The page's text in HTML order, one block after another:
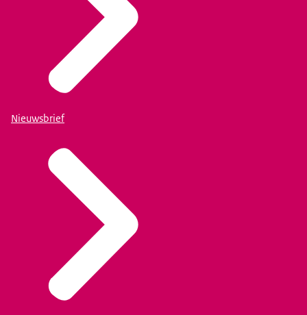
Nieuwsbrief